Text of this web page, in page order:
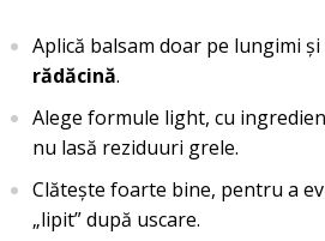
Aplică balsam doar pe lungimi
rădăcină.
Alege formule light, cu
nu lasă reziduuri grele.
Clătește foarte bine, pentru a
„lipit” după uscare.